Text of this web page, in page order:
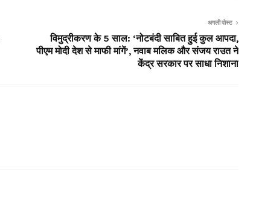
अगली पोस्ट
विमुद्रीकरण के 5 साल: ‘नोटबंदी साबित हुई कुल आपदा,
पीएम मोदी देश से माफी मांगें’, नवाब मलिक और संजय राउत ने
केंद्र सरकार पर साधा निशाना